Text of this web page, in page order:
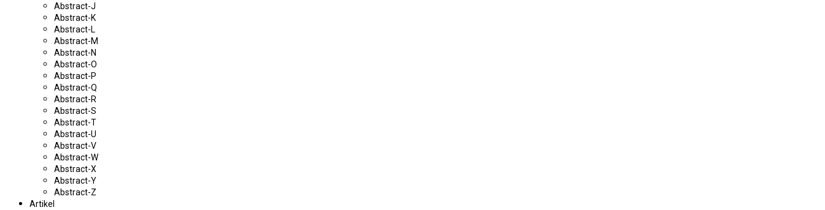
Abstract-J
Abstract-K
Abstract-L
Abstract-M
Abstract-N
Abstract-O
Abstract-P
Abstract-Q
Abstract-R
Abstract-S
Abstract-T
Abstract-U
Abstract-V
Abstract-W
Abstract-X
Abstract-Y
Abstract-Z
Artikel